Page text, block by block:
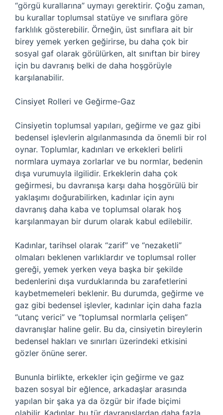
“görgü kurallarına” uymayı gerektirir. Çoğu zaman,
bu kurallar toplumsal statüye ve sınıflara göre
farklılık gösterebilir. Örneğin, üst sınıflara ait bir
birey yemek yerken geğirirse, bu daha çok bir
sosyal gaf olarak görülürken, alt sınıftan bir birey
için bu davranış belki de daha hoşgörüyle
karşılanabilir.
Cinsiyet Rolleri ve Geğirme-Gaz
Cinsiyetin toplumsal yapıları, geğirme ve gaz gibi
bedensel işlevlerin algılanmasında da önemli bir rol
oynar. Toplumlar, kadınları ve erkekleri belirli
normlara uymaya zorlarlar ve bu normlar, bedenin
dışa vurumuyla ilgilidir. Erkeklerin daha çok
geğirmesi, bu davranışa karşı daha hoşgörülü bir
yaklaşımı doğurabilirken, kadınlar için aynı
davranış daha kaba ve toplumsal olarak hoş
karşılanmayan bir durum olarak kabul edilebilir.
Kadınlar, tarihsel olarak “zarif” ve “nezaketli”
olmaları beklenen varlıklardır ve toplumsal roller
gereği, yemek yerken veya başka bir şekilde
bedenlerini dışa vurduklarında bu zarafetlerini
kaybetmemeleri beklenir. Bu durumda, geğirme ve
gaz gibi bedensel işlevler, kadınlar için daha fazla
“utanç verici” ve “toplumsal normlarla çelişen”
davranışlar haline gelir. Bu da, cinsiyetin bireylerin
bedensel hakları ve sınırları üzerindeki etkisini
gözler önüne serer.
Bununla birlikte, erkekler için geğirme ve gaz
bazen sosyal bir eğlence, arkadaşlar arasında
yapılan bir şaka ya da özgür bir ifade biçimi
olabilir. Kadınlar, bu tür davranışlardan daha fazla